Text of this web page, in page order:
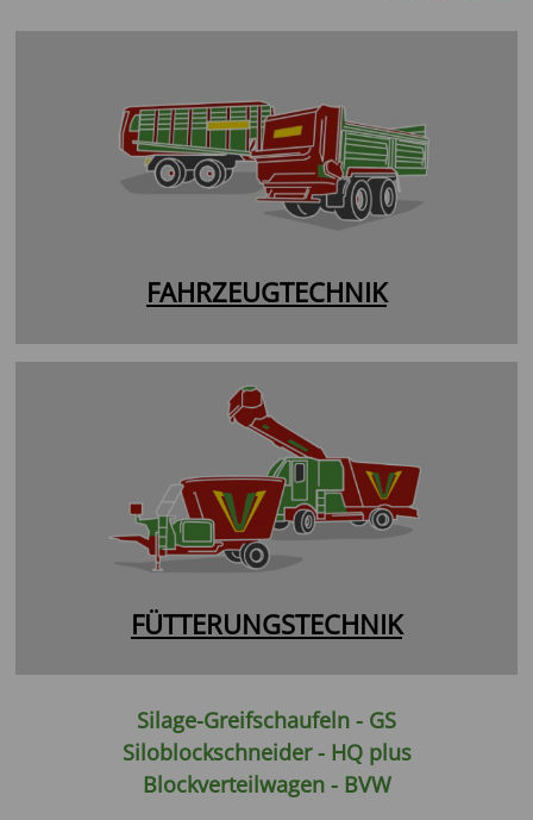
FAHRZEUGTECHNIK
FÜTTERUNGSTECHNIK
Silage-Greifschaufeln - GS
Siloblockschneider - HQ plus
Blockverteilwagen - BVW